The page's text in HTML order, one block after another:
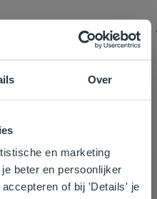
Over
en marketing
beter en persoonlijker
of bij 'Details' je
meer!
niet